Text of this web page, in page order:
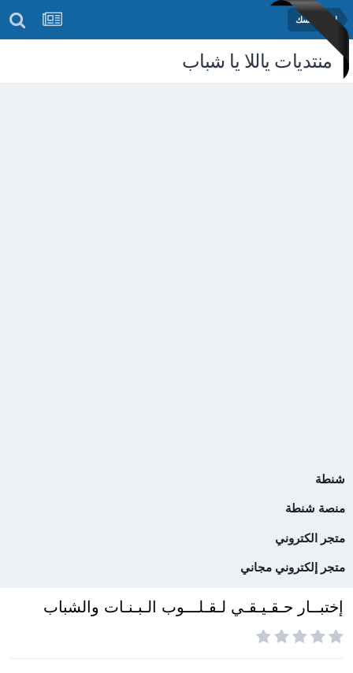
اختبر نفسك
منتديات ياللا يا شباب
شنطة
منصة شنطة
متجر الكتروني
متجر إلكتروني مجاني
إختبــار حـقـيـقـي لـقـلـــوب الـبـنـات والشباب